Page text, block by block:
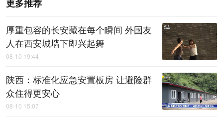
更多推荐
厚重包容的长安藏在每个瞬间 外国友
人在西安城墙下即兴起舞
08-10 19:44
陕西：标准化应急安置板房 让避险群
众住得更安心
08-10 15:07